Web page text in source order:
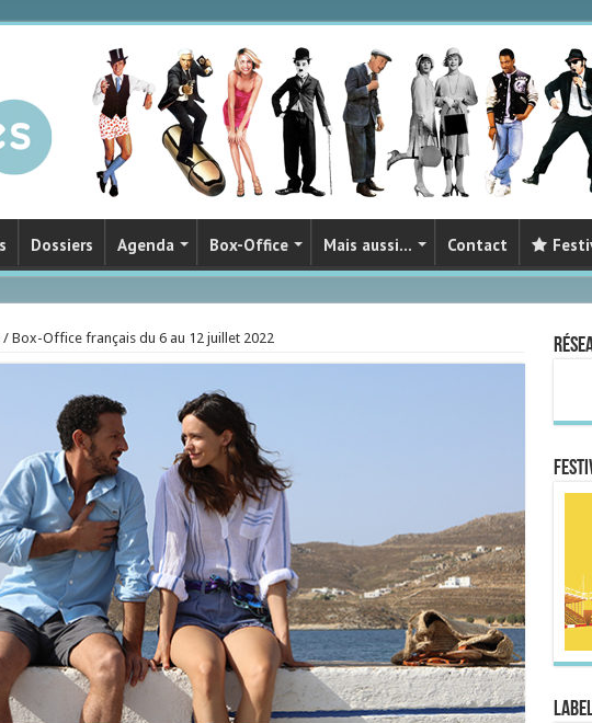
Dossiers Agenda Box-Office Mais aussi… Contact
/ Box-Office français du 6 au 12 juillet 2022